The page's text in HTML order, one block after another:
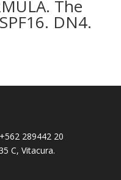
The
DN4.
289442 20
C, Vitacura.